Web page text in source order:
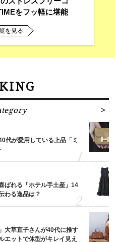
をフッ軽に堪能
を見る
代が愛用している上品「ミ
ばれる「ホテル手土産」14
わる逸品は？
大草直子さんが40代に推す
エットで体型がキレイ見え